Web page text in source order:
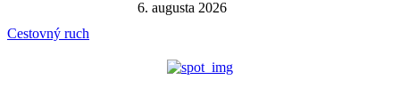
Cestovný ruch
6. augusta 2026